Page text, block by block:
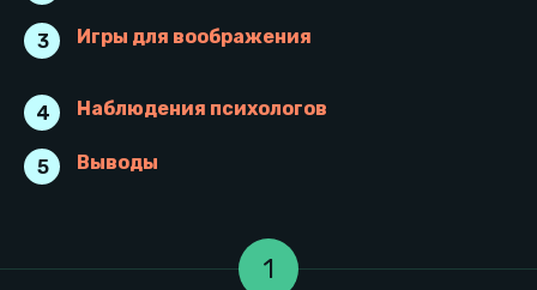
3 Игры для воображения
4 Наблюдения психологов
5 Выводы
1